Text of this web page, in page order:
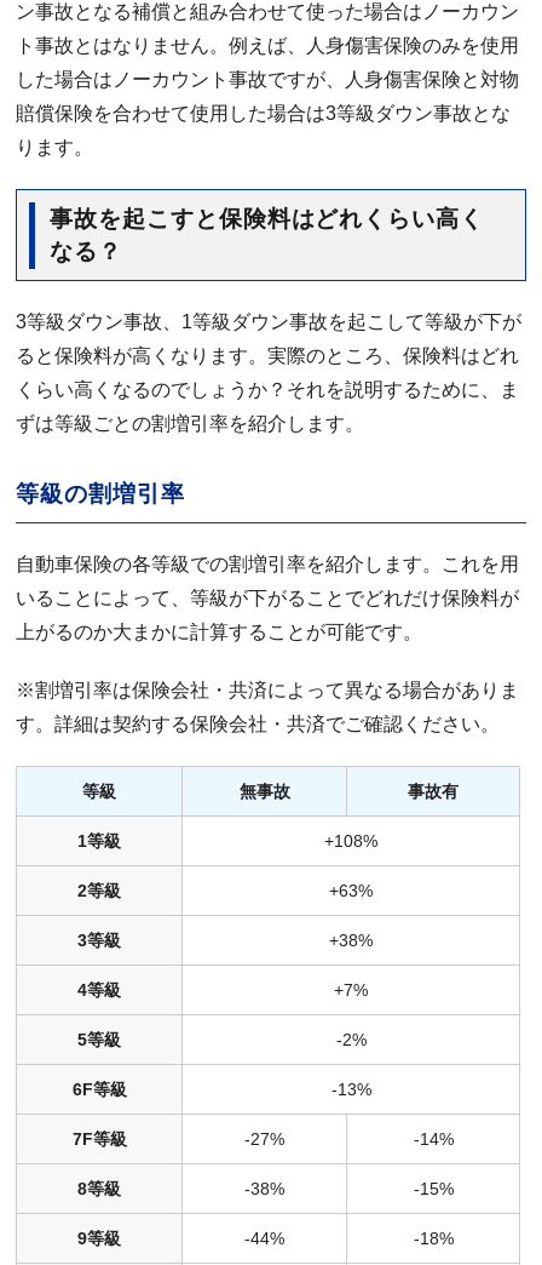
ン事故となる補償と組み合わせて使った場合はノーカウン
ト事故とはなりません。例えば、人身傷害保険のみを使用
した場合はノーカウント事故ですが、人身傷害保険と対物
賠償保険を合わせて使用した場合は3等級ダウン事故とな
ります。
事故を起こすと保険料はどれくらい高く
なる？
3等級ダウン事故、1等級ダウン事故を起こして等級が下が
ると保険料が高くなります。実際のところ、保険料はどれ
くらい高くなるのでしょうか？それを説明するために、ま
ずは等級ごとの割増引率を紹介します。
等級の割増引率
自動車保険の各等級での割増引率を紹介します。これを用
いることによって、等級が下がることでどれだけ保険料が
上がるのか大まかに計算することが可能です。
※割増引率は保険会社・共済によって異なる場合がありま
す。詳細は契約する保険会社・共済でご確認ください。
等級 無事故 事故有
1等級 +108%
2等級 +63%
3等級 +38%
4等級 +7%
5等級 -2%
6F等級 -13%
7F等級 -27% -14%
8等級 -38% -15%
9等級 -44% -18%